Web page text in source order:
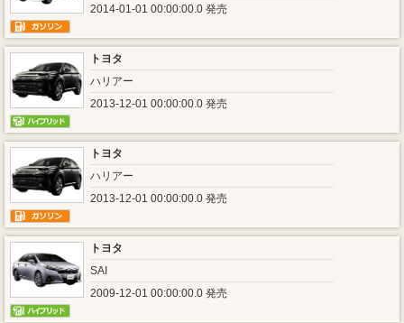
2014-01-01 00:00:00.0 発売
トヨタ
ハリアー
2013-12-01 00:00:00.0 発売
トヨタ
ハリアー
2013-12-01 00:00:00.0 発売
トヨタ
SAI
2009-12-01 00:00:00.0 発売